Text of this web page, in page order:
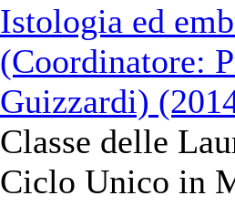
Istologia ed
(Coordinatore:
Guizzardi)
Classe delle
Ciclo Unico in